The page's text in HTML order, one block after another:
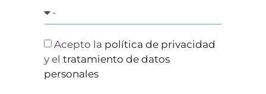
Acepto la política de privacidad
y eltratamiento de datos
personales